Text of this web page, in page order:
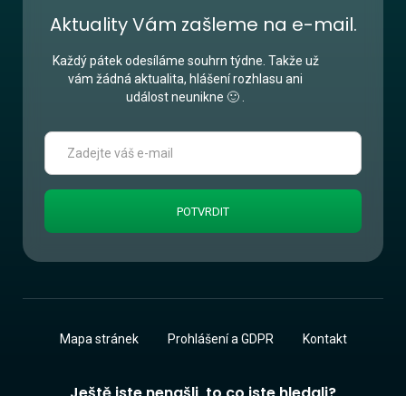
Aktuality Vám zašleme na e-mail.
Každý pátek odesíláme souhrn týdne. Takže už
vám žádná aktualita, hlášení rozhlasu ani
událost neunikne 🙂 .
Mapa stránek Prohlášení a GDPR Kontakt